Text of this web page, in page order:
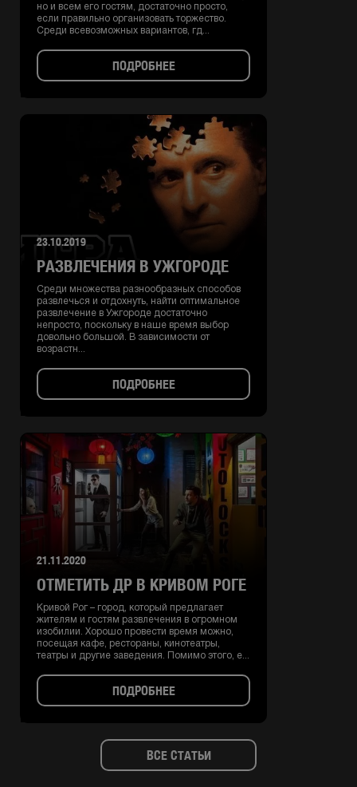
но и всем его гостям, достаточно просто,
если правильно организовать торжество.
Среди всевозможных вариантов, гд...
ПОДРОБНЕЕ
РАЗВЛЕЧЕНИЯ В УЖГОРОДЕ
Среди множества разнообразных способов
развлечься и отдохнуть, найти оптимальное
развлечение в Ужгороде достаточно
непросто, поскольку в наше время выбор
довольно большой. В зависимости от
возрастн...
23.10.2019
ПОДРОБНЕЕ
ОТМЕТИТЬ ДР В КРИВОМ РОГЕ
Кривой Рог – город, который предлагает
жителям и гостям развлечения в огромном
изобилии. Хорошо провести время можно,
посещая кафе, рестораны, кинотеатры,
театры и другие заведения. Помимо этого, е...
21.11.2020
ПОДРОБНЕЕ
ВСЕ СТАТЬИ